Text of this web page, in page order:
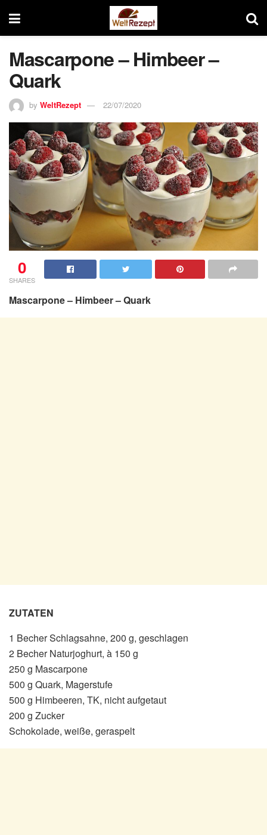
Mascarpone – Himbeer –
Quark
by WeltRezept 22/07/2020
0
SHARES
Mascarpone – Himbeer – Quark
ZUTATEN
1 Becher Schlagsahne, 200 g, geschlagen
2 Becher Naturjoghurt, à 150 g
250 g Mascarpone
500 g Quark, Magerstufe
500 g Himbeeren, TK, nicht aufgetaut
200 g Zucker
Schokolade, weiße, geraspelt